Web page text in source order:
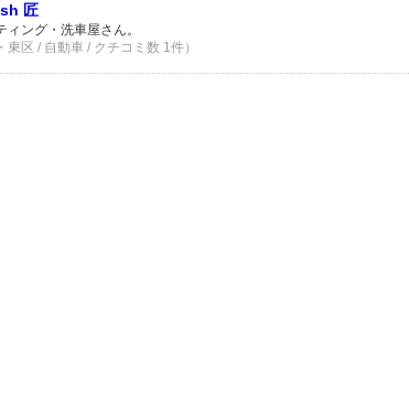
匠
ィング・洗車屋さん。
東区 / 自動車 / クチコミ数 1件）